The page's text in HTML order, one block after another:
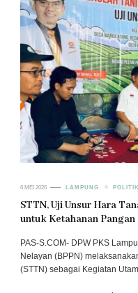
6 MEI 2026 LAMPUNG POLITIK
STTN, Uji Unsur Hara
untuk Ketahanan Pangan
PAS-S.COM- DPW PKS
Nelayan (BPPN)
(STTN) sebagai Kegiatan